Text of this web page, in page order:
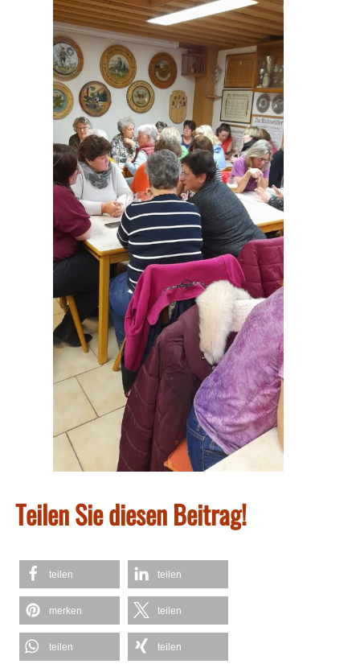
Teilen Sie diesen Beitrag!
teilen teilen
merken teilen
teilen teilen